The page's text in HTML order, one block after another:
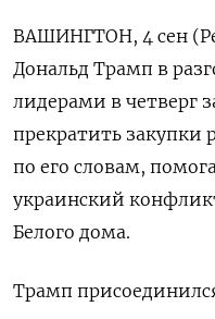
ВАШИНГТОН, 4 сен
Дональд Трамп в
лидерами в четверг
прекратить закупки
по его словам,
украинский
Белого дома.
Трамп